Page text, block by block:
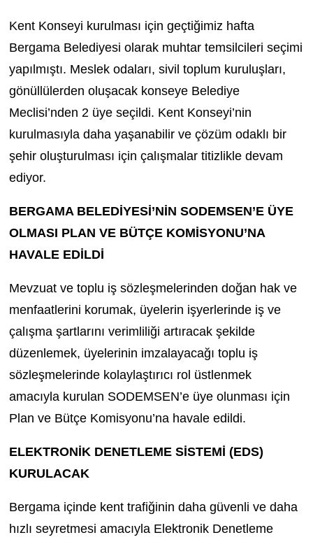
Kent Konseyi kurulması için geçtiğimiz hafta
Bergama Belediyesi olarak muhtar temsilcileri seçimi
yapılmıştı. Meslek odaları, sivil toplum kuruluşları,
gönüllülerden oluşacak konseye Belediye
Meclisi’nden 2 üye seçildi. Kent Konseyi’nin
kurulmasıyla daha yaşanabilir ve çözüm odaklı bir
şehir oluşturulması için çalışmalar titizlikle devam
ediyor.
BERGAMA BELEDİYESİ’NİN SODEMSEN’E ÜYE
OLMASI PLAN VE BÜTÇE KOMİSYONU’NA
HAVALE EDİLDİ
Mevzuat ve toplu iş sözleşmelerinden doğan hak ve
menfaatlerini korumak, üyelerin işyerlerinde iş ve
çalışma şartlarını verimliliği artıracak şekilde
düzenlemek, üyelerinin imzalayacağı toplu iş
sözleşmelerinde kolaylaştırıcı rol üstlenmek
amacıyla kurulan SODEMSEN’e üye olunması için
Plan ve Bütçe Komisyonu’na havale edildi.
ELEKTRONİK DENETLEME SİSTEMİ (EDS)
KURULACAK
Bergama içinde kent trafiğinin daha güvenli ve daha
hızlı seyretmesi amacıyla Elektronik Denetleme